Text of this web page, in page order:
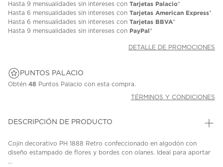
Hasta 9 mensualidades sin intereses con Tarjetas Palacio*
Hasta 6 mensualidades sin intereses con Tarjetas American Express*
Hasta 6 mensualidades sin intereses con Tarjetas BBVA*
Hasta 9 mensualidades sin intereses con PayPal*
DETALLE DE PROMOCIONES
PUNTOS PALACIO
Obtén 48 Puntos Palacio con esta compra.
TÉRMINOS Y CONDICIONES
DESCRIPCIÓN DE PRODUCTO
Cojín decorativo PH 1888 Retro confeccionado en algodón con
diseño estampado de flores y bordes con olanes. Ideal para aportar
...